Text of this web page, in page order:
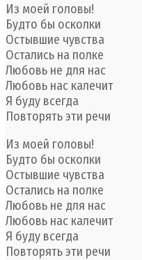
Из моей головы!
Будто бы осколки
Остывшие чувства
Остались на полке
Любовь не для нас
Любовь нас калечит
Я буду всегда
Повторять эти речи
Из моей головы!
Будто бы осколки
Остывшие чувства
Остались на полке
Любовь не для нас
Любовь нас калечит
Я буду всегда
Повторять эти речи